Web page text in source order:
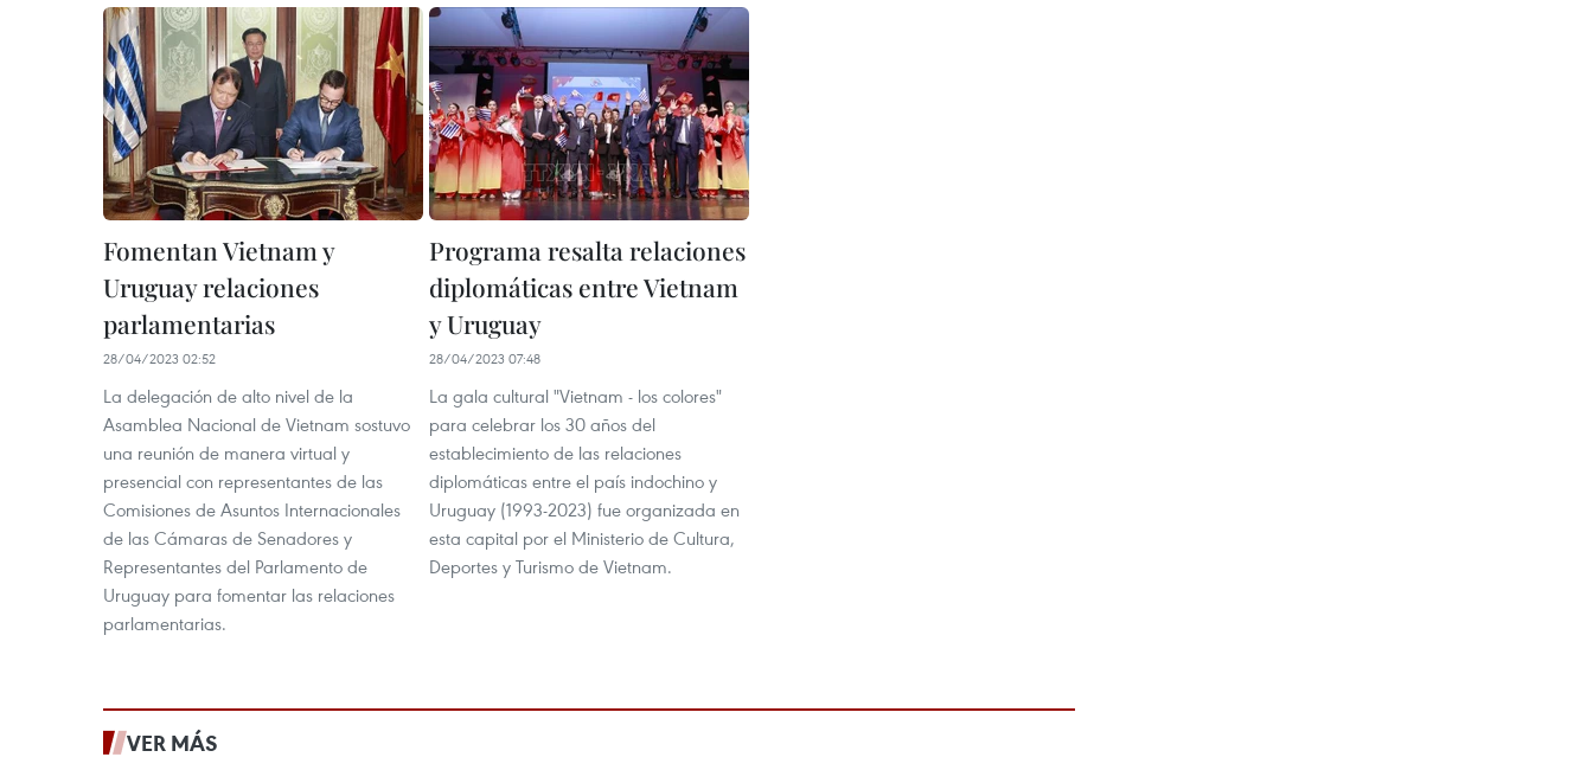
Fomentan Vietnam y
Uruguay relaciones
parlamentarias
28/04/2023 02:52
La delegación de alto nivel de la
Asamblea Nacional de Vietnam sostuvo
una reunión de manera virtual y
presencial con representantes de las
Comisiones de Asuntos Internacionales
de las Cámaras de Senadores y
Representantes del Parlamento de
Uruguay para fomentar las relaciones
parlamentarias.
Programa resalta relaciones
diplomáticas entre Vietnam
y Uruguay
28/04/2023 07:48
La gala cultural "Vietnam - los colores"
para celebrar los 30 años del
establecimiento de las relaciones
diplomáticas entre el país indochino y
Uruguay (1993-2023) fue organizada en
esta capital por el Ministerio de Cultura,
Deportes y Turismo de Vietnam.
VER MÁS